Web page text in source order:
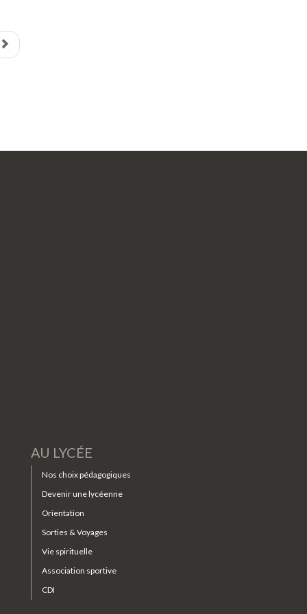
AU LYCÉE
Nos choix pédagogiques
Devenir une lycéenne
Orientation
Sorties & Voyages
Vie spirituelle
Association sportive
CDI